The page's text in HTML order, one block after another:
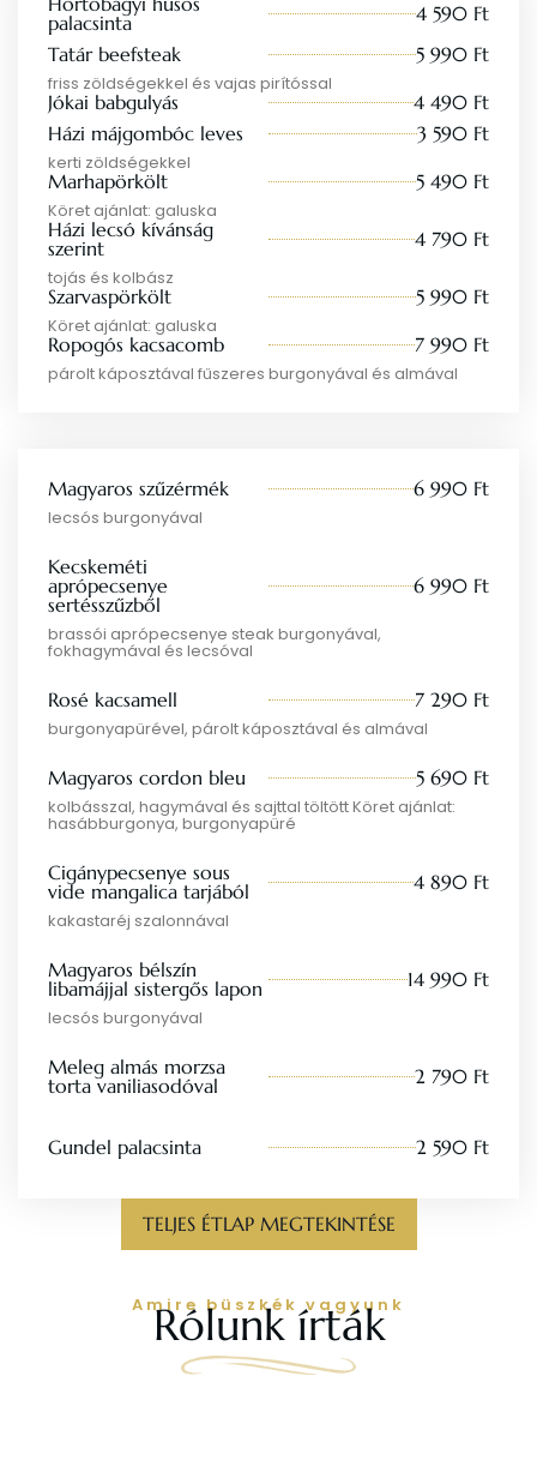
palacsinta
4 590 Ft
Tatár beefsteak
5 990 Ft
friss zöldségekkel és vajas pirítóssal
Jókai babgulyás
4 490 Ft
Házi májgombóc leves
3 590 Ft
kerti zöldségekkel
Marhapörkölt 5 490 Ft
Köret ajánlat: galuska
Házi lecsó kívánság
szerint
4 790 Ft
tojás és kolbász
Szarvaspörkölt 5 990 Ft
Köret ajánlat: galuska
Ropogós kacsacomb 7 990 Ft
párolt káposztával fűszeres burgonyával és almával
Magyaros szűzérmék 6 990 Ft
lecsós burgonyával
Kecskeméti
aprópecsenye
sertésszűzből
6 990 Ft
brassói aprópecsenye steak burgonyával,
fokhagymával és lecsóval
Rosé kacsamell 7 290 Ft
burgonyapürével, párolt káposztával és almával
Magyaros cordon bleu 5 690 Ft
kolbásszal, hagymával és sajttal töltött Köret ajánlat:
hasábburgonya, burgonyapüré
Cigánypecsenye sous
vide mangalica tarjából
4 890 Ft
kakastaréj szalonnával
Magyaros bélszín
libamájjal sistergős lapon
14 990 Ft
lecsós burgonyával
Meleg almás morzsa
torta vaniliasodóval
2 790 Ft
Gundel palacsinta 2 590 Ft
TELJES ÉTLAP MEGTEKINTÉSE
Amire büszkék vagyunk
Rólunk írták